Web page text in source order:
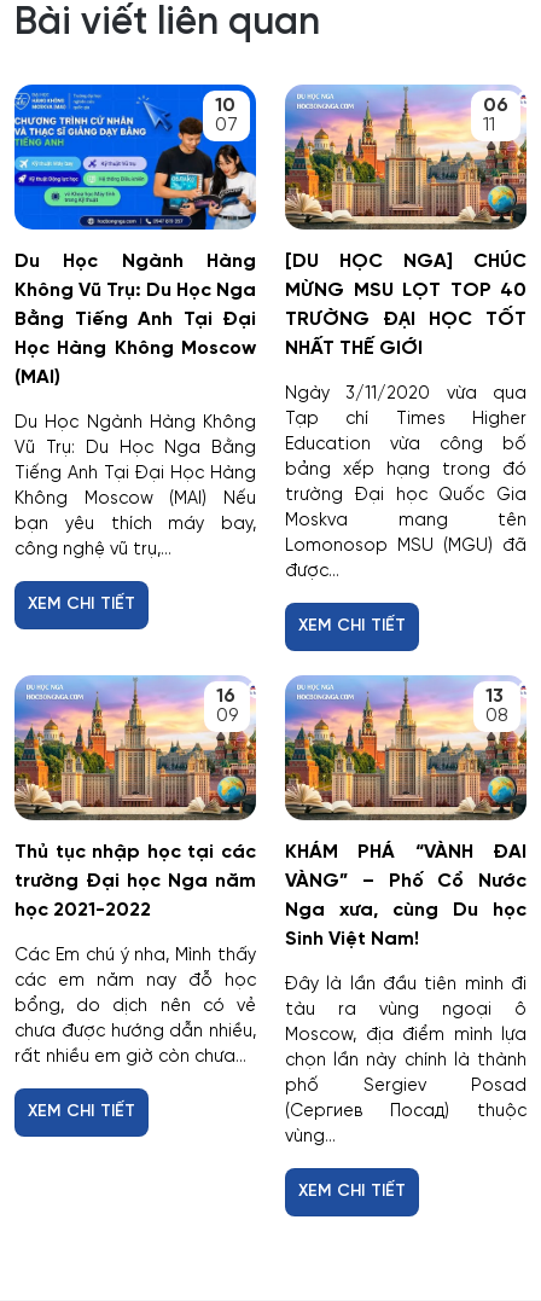
Bài viết liên quan
10
07
Du Học Ngành Hàng
Không Vũ Trụ: Du Học Nga
Bằng Tiếng Anh Tại Đại
Học Hàng Không Moscow
(MAI)
Du Học Ngành Hàng Không
Vũ Trụ: Du Học Nga Bằng
Tiếng Anh Tại Đại Học Hàng
Không Moscow (MAI) Nếu
bạn yêu thích máy bay,
công nghệ vũ trụ,...
XEM CHI TIẾT
06
11
[DU HỌC NGA] CHÚC
MỪNG MSU LỌT TOP 40
TRƯỜNG ĐẠI HỌC TỐT
NHẤT THẾ GIỚI
Ngày 3/11/2020 vừa qua
Tạp chí Times Higher
Education vừa công bố
bảng xếp hạng trong đó
trường Đại học Quốc Gia
Moskva mang tên
Lomonosop MSU (MGU) đã
được...
XEM CHI TIẾT
16
09
Thủ tục nhập học tại các
trường Đại học Nga năm
học 2021-2022
Các Em chú ý nha, Mình thấy
các em năm nay đỗ học
bổng, do dịch nên có vẻ
chưa được hướng dẫn nhiều,
rất nhiều em giờ còn chưa...
XEM CHI TIẾT
13
08
KHÁM PHÁ “VÀNH ĐAI
VÀNG” – Phố Cổ Nước
Nga xưa, cùng Du học
Sinh Việt Nam!
Đây là lần đầu tiên mình đi
tàu ra vùng ngoại ô
Moscow, địa điểm mình lựa
chọn lần này chính là thành
phố Sergiev Posad
(Сергиев Посад) thuộc
vùng...
XEM CHI TIẾT